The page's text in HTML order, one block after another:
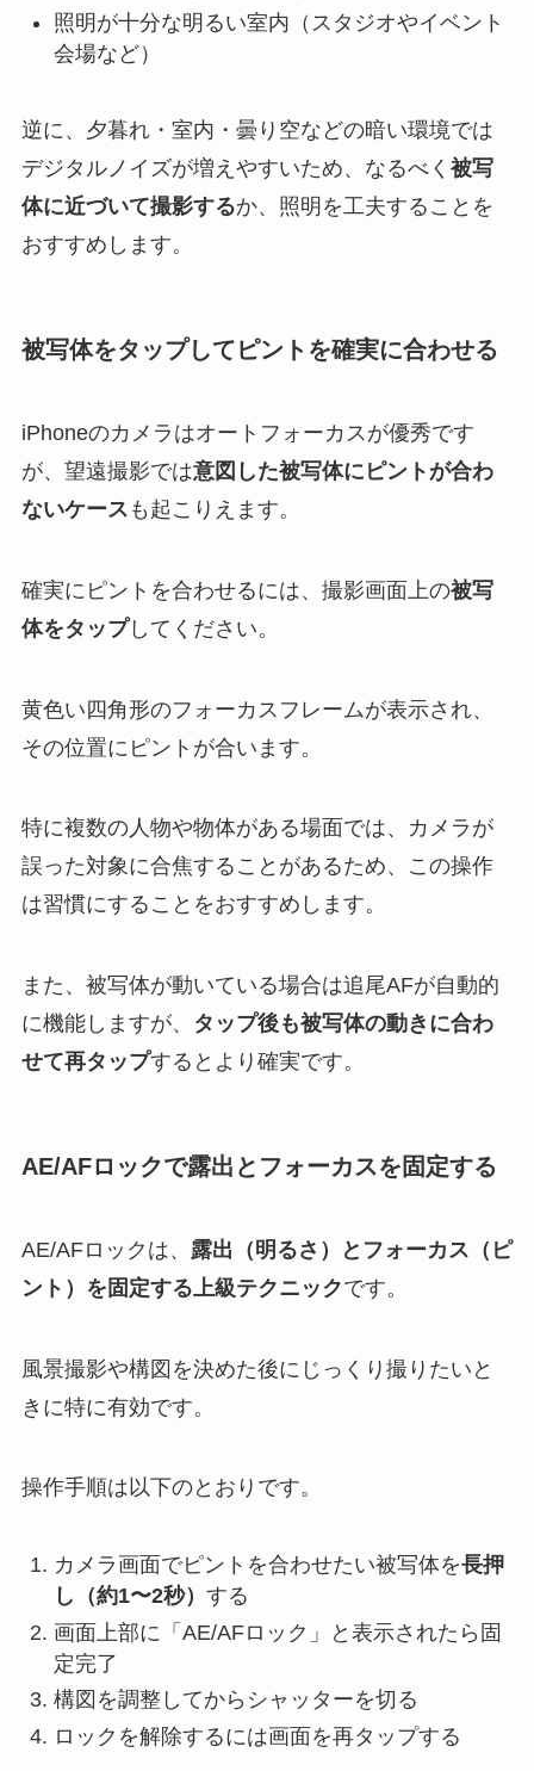
照明が十分な明るい室内（スタジオやイベント
会場など）
逆に、夕暮れ・室内・曇り空などの暗い環境では
デジタルノイズが増えやすいため、なるべく 被写
体に近づいて撮影するか、照明を工夫することを
おすすめします。
被写体をタップしてピントを確実に合わせる
iPhoneのカメラはオートフォーカスが優秀です
が、望遠撮影では意図した被写体にピントが合わ
ないケース も起こりえます。
確実にピントを合わせるには、撮影画面上の被写
体をタップしてください。
黄色い四角形のフォーカスフレームが表示され、
その位置にピントが合います。
特に複数の人物や物体がある場面では、カメラが
誤った対象に合焦することがあるため、この操作
は習慣にすることをおすすめします。
また、被写体が動いている場合は追尾AFが自動的
に機能しますが、
タップ後も被写体の動きに合わ
せて再タップするとより確実です。
AE/AFロックで露出とフォーカスを固定する
AE/AFロックは、 露出（明るさ）とフォーカス（ピ
ント）を固定する上級テクニックです。
風景撮影や構図を決めた後にじっくり撮りたいと
きに特に有効です。
操作手順は以下のとおりです。
カメラ画面でピントを合わせたい被写体を長押
し（約1〜2秒） する
画面上部に「AE/AFロック」と表示されたら固
定完了
構図を調整してからシャッターを切る
ロックを解除するには画面を再タップする